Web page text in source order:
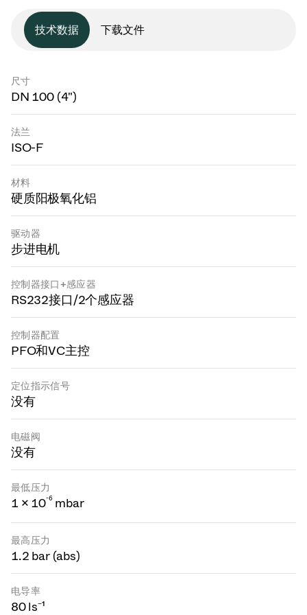
技术数据 下载文件
尺寸
DN 100 (4")
法兰
ISO-F
材料
硬质阳极氧化铝
驱动器
步进电机
控制器接口+感应器
RS232接口/2个感应器
控制器配置
PFO和VC主控
定位指示信号
没有
电磁阀
没有
最低压力
1 × 10-6 mbar
最高压力
1.2 bar (abs)
电导率
80 ls⁻¹